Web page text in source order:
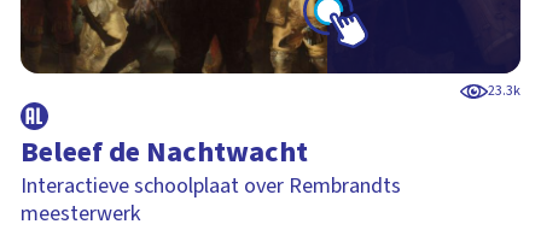
23.3k
Beleef de Nachtwacht
Interactieve schoolplaat over Rembrandts
meesterwerk